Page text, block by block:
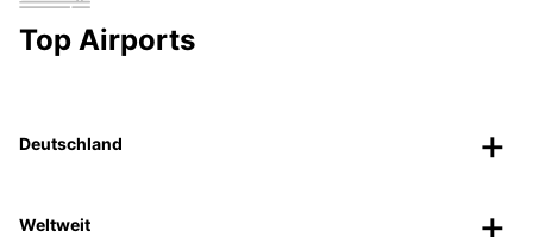
Top Airports
Deutschland
Weltweit